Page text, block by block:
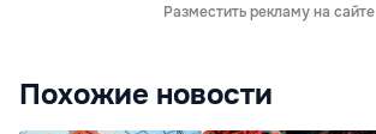
Разместить рекламу на сайте
Похожие новости